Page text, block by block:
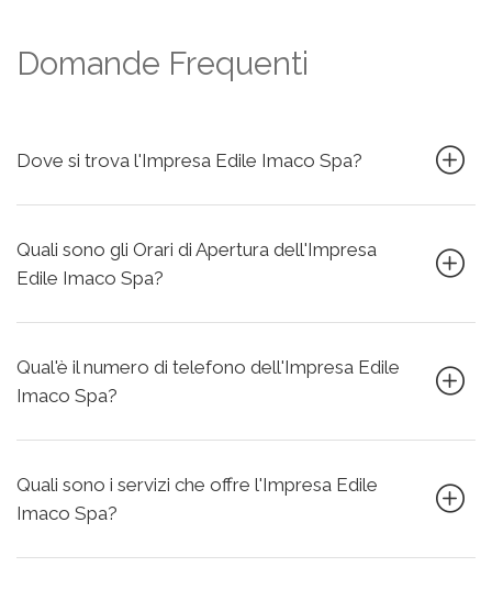
Domande Frequenti
Dove si trova l'Impresa Edile Imaco Spa?
Quali sono gli Orari di Apertura dell'Impresa
Edile Imaco Spa?
Qual'è il numero di telefono dell'Impresa Edile
Imaco Spa?
Quali sono i servizi che offre l'Impresa Edile
Imaco Spa?